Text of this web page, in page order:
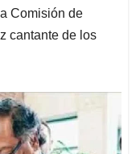
Comisión de
cantante de los